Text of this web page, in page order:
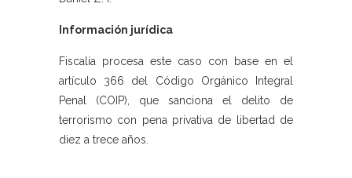
Información jurídica
Fiscalía procesa este caso con base en el
artículo 366 del Código Orgánico Integral
Penal (COIP), que sanciona el delito de
terrorismo con pena privativa de libertad de
diez a trece años.